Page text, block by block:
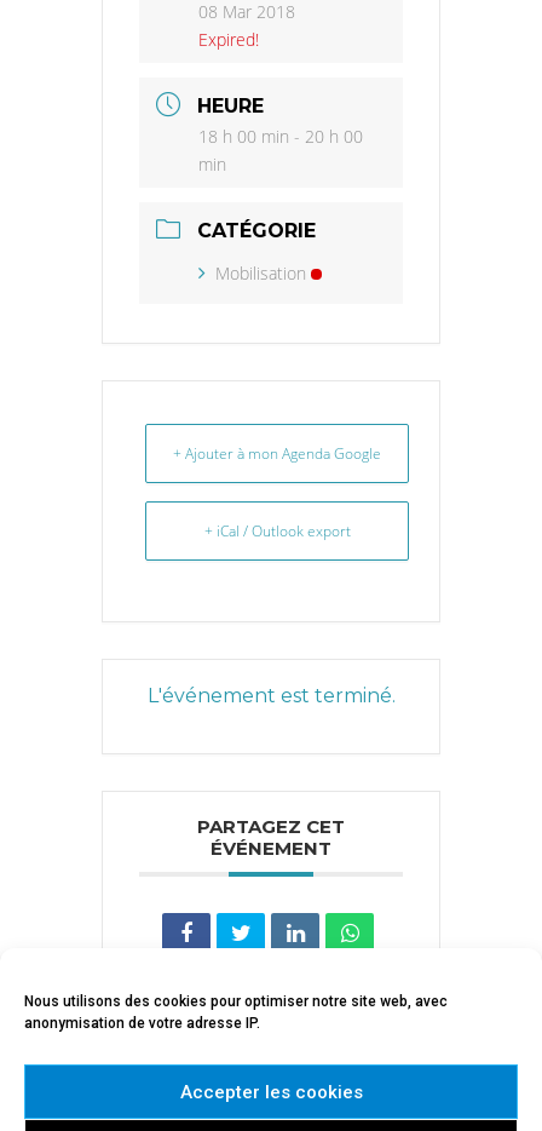
Nous utilisons des cookies pour optimiser notre site web, avec
anonymisation de votre adresse IP.
Accepter les cookies
08 Mar 2018
Expired!
HEURE
18 h 00 min - 20 h 00
min
CATÉGORIE
Mobilisation
+ Ajouter à mon Agenda Google
+ iCal / Outlook export
L'événement est terminé.
PARTAGEZ CET
ÉVÉNEMENT